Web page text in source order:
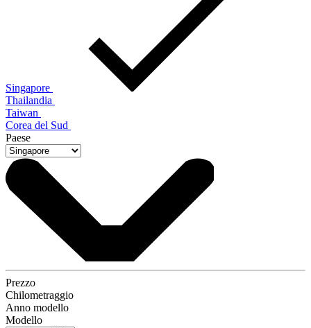
Singapore
Thailandia
Taiwan
Corea del Sud
Paese
Prezzo
Chilometraggio
Anno modello
Modello